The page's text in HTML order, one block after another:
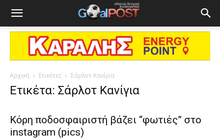
Αρχική Ετικέτες Σάρλοτ Κανίγια
Ετικέτα: Σάρλοτ Κανίγια
Κόρη ποδοσφαιριστή βάζει “φωτιές” στο
instagram (pics)